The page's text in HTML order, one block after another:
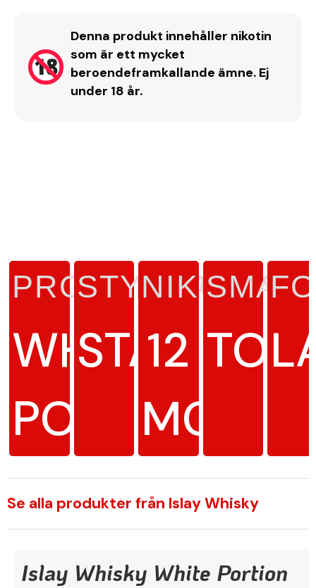
Denna produkt innehåller nikotin
som är ett mycket
beroendeframkallande ämne. Ej
under 18 år.
PRODUKTTYP
WHITE
PORTION
STYRKA
STARK
12
MG/G
SMAK
Se alla produkter från Islay Whisky
Islay Whisky White Portion